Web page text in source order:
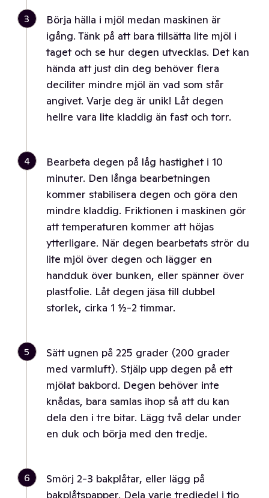
3
Börja hälla i mjöl medan maskinen är
igång. Tänk på att bara tillsätta lite mjöl i
taget och se hur degen utvecklas. Det kan
hända att just din deg behöver flera
deciliter mindre mjöl än vad som står
angivet. Varje deg är unik! Låt degen
hellre vara lite kladdig än fast och torr.
4
Bearbeta degen på låg hastighet i 10
minuter. Den långa bearbetningen
kommer stabilisera degen och göra den
mindre kladdig. Friktionen i maskinen gör
att temperaturen kommer att höjas
ytterligare. När degen bearbetats strör du
lite mjöl över degen och lägger en
handduk över bunken, eller spänner över
plastfolie. Låt degen jäsa till dubbel
storlek, cirka 1 ½-2 timmar.
5
Sätt ugnen på 225 grader (200 grader
med varmluft). Stjälp upp degen på ett
mjölat bakbord. Degen behöver inte
knådas, bara samlas ihop så att du kan
dela den i tre bitar. Lägg två delar under
en duk och börja med den tredje.
6
Smörj 2-3 bakplåtar, eller lägg på
bakplåtspapper. Dela varje tredjedel i tio